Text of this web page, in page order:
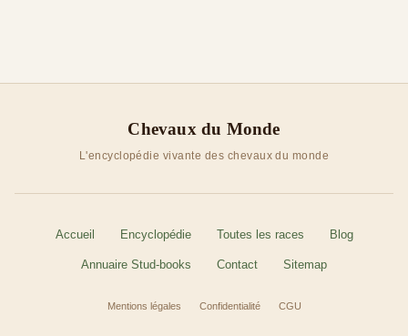
Chevaux du Monde
L'encyclopédie vivante des chevaux du monde
Accueil Encyclopédie Toutes les races Blog
Annuaire Stud-books Contact Sitemap
Mentions légales Confidentialité CGU